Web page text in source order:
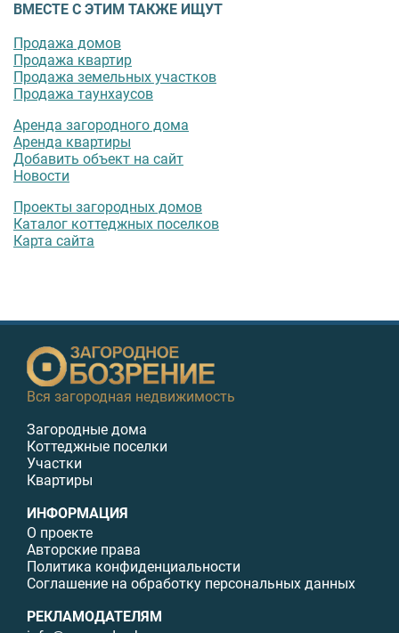
ВМЕСТЕ С ЭТИМ ТАКЖЕ ИЩУТ
Продажа домов
Продажа квартир
Продажа земельных участков
Продажа таунхаусов
Аренда загородного дома
Аренда квартиры
Добавить объект на сайт
Новости
Проекты загородных домов
Каталог коттеджных поселков
Карта сайта
Вся загородная недвижимость
Загородные дома
Коттеджные поселки
Участки
Квартиры
ИНФОРМАЦИЯ
О проекте
Авторские права
Политика конфиденциальности
Соглашение на обработку персональных данных
РЕКЛАМОДАТЕЛЯМ